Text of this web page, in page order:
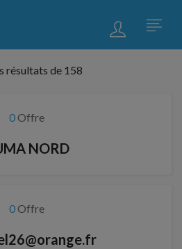
résultats de 158
0Offre
NORD
0Offre